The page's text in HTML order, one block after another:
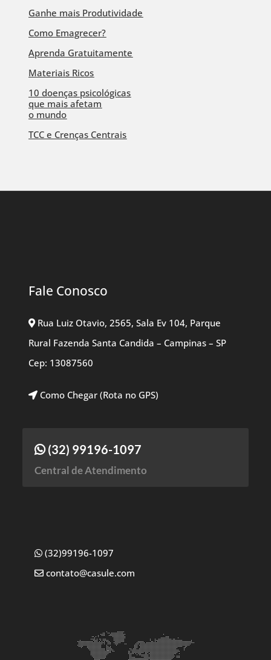
Ganhe mais Produtividade
Como Emagrecer?
Aprenda Gratuitamente
Materiais Ricos
10 doenças psicológicas
que mais afetam
o mundo
TCC e Crenças Centrais
Fale Conosco
Rua Luiz Otavio, 2565, Sala Ev 104, Parque
Rural Fazenda Santa Candida – Campinas – SP
Cep: 13087560
Como Chegar (Rota no GPS)
(32) 99196-1097
Central de Atendimento
(32)99196-1097
contato@casule.com